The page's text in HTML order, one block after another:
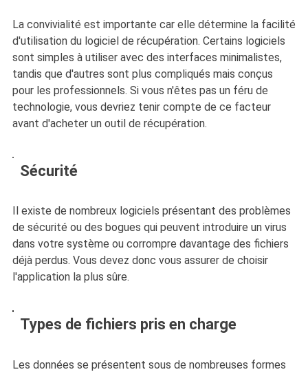
La convivialité est importante car elle détermine la facilité
d'utilisation du logiciel de récupération. Certains logiciels
sont simples à utiliser avec des interfaces minimalistes,
tandis que d'autres sont plus compliqués mais conçus
pour les professionnels. Si vous n'êtes pas un féru de
technologie, vous devriez tenir compte de ce facteur
avant d'acheter un outil de récupération.
Sécurité
Il existe de nombreux logiciels présentant des problèmes
de sécurité ou des bogues qui peuvent introduire un virus
dans votre système ou corrompre davantage des fichiers
déjà perdus. Vous devez donc vous assurer de choisir
l'application la plus sûre.
Types de fichiers pris en charge
Les données se présentent sous de nombreuses formes